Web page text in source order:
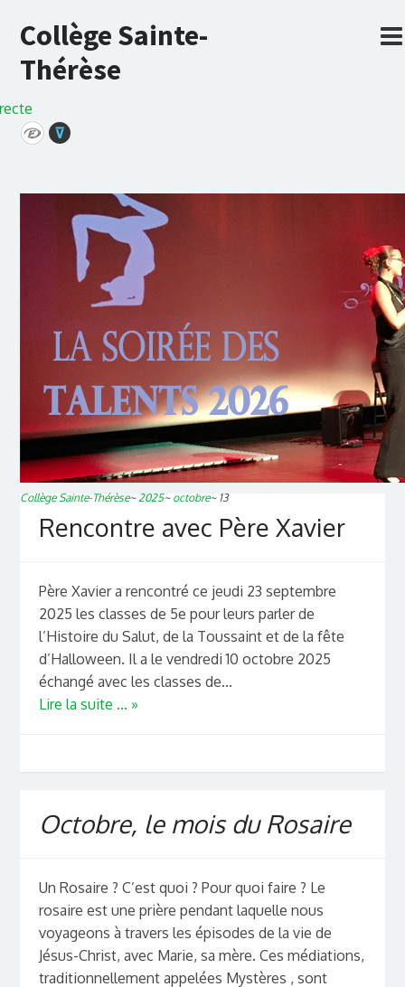
Collège Sainte-
Thérèse
⊽
Collège Sainte-Thérèse~ 2025~ octobre~ 13
Rencontre avec Père Xavier
Père Xavier a rencontré ce jeudi 23 septembre
2025 les classes de 5e pour leurs parler de
l’Histoire du Salut, de la Toussaint et de la fête
d’Halloween. Il a le vendredi 10 octobre 2025
échangé avec les classes de...
Lire la suite ... »
Octobre, le mois du Rosaire
Un Rosaire ? C’est quoi ? Pour quoi faire ? Le
rosaire est une prière pendant laquelle nous
voyageons à travers les épisodes de la vie de
Jésus-Christ, avec Marie, sa mère. Ces médiations,
traditionnellement appelées Mystères , sont